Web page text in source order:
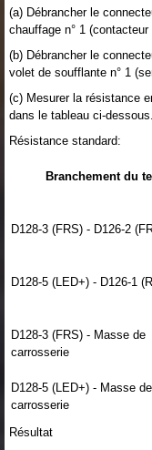
(a) Débrancher le
chauffage n° 1
(b) Débrancher le
volet de soufflante n° 1
(c) Mesurer la résistance
dans le tableau ci-dessous.
Résistance standard:
Branchement du
D128-3 (FRS) - D126-2
D128-5 (LED+) - D126-1
D128-3 (FRS) - Masse de
carrosserie
D128-5 (LED+) - Masse de
carrosserie
Résultat